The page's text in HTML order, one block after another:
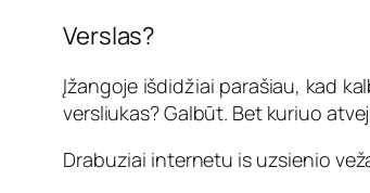
Verslas?
Įžangoje išdidžiai parašiau, kad
versliukas? Galbūt. Bet kuriuo
Drabuziai internetu is uzsienio